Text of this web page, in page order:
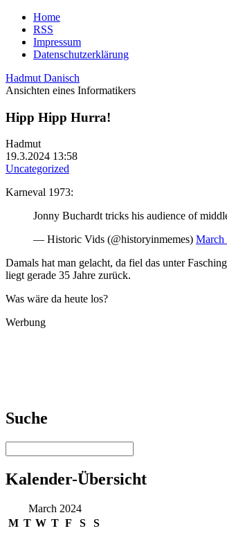
Home
RSS
Impressum
Datenschutzerklärung
Hadmut Danisch
Ansichten eines Informatikers
Hipp Hipp Hurra!
Hadmut
19.3.2024 13:58
Uncategorized
Karneval 1973:
Jonny Buchardt tricks his audience of
— Historic Vids (@historyinmemes) March
Damals hat man gelacht, da fiel das unter
liegt gerade 35 Jahre zurück.
Was wäre da heute los?
Werbung
Suche
Kalender-Übersicht
March 2024
M T W T F S
S